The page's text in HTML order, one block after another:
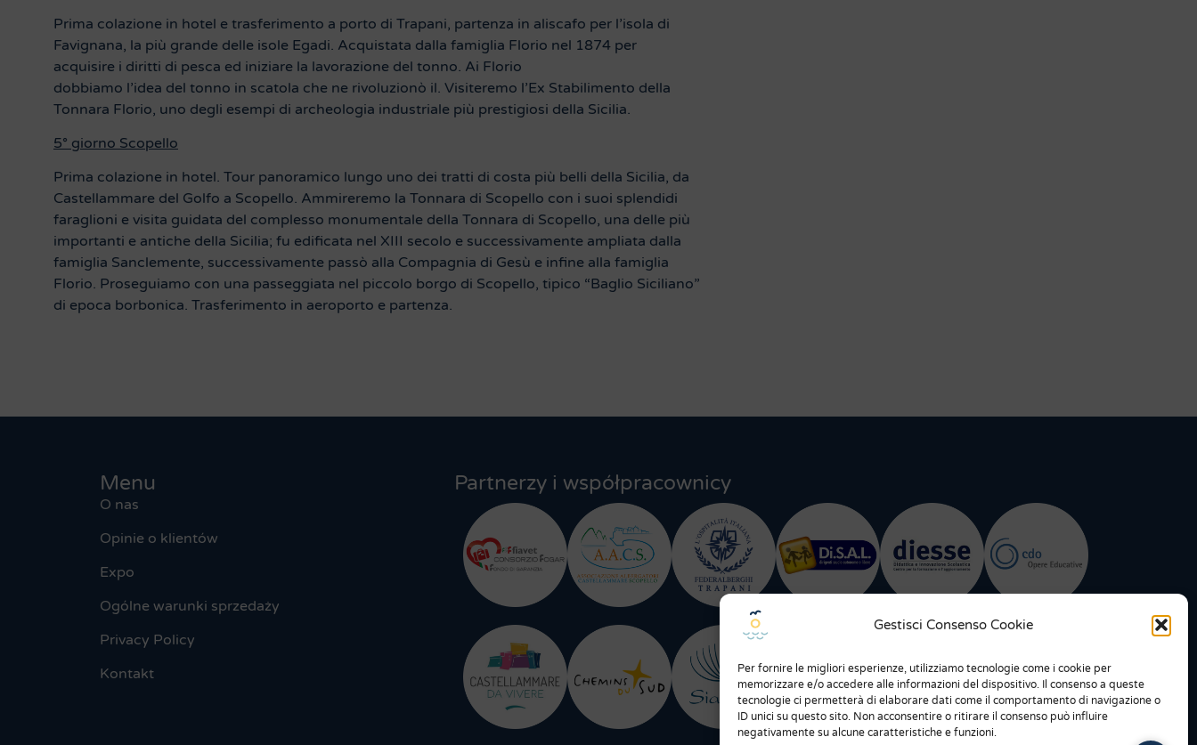
Gestisci Consenso Cookie
Per fornire le migliori esperienze, utilizziamo tecnologie come i cookie per
memorizzare e/o accedere alle informazioni del dispositivo. Il consenso a queste
tecnologie ci permetterà di elaborare dati come il comportamento di navigazione o
ID unici su questo sito. Non acconsentire o ritirare il consenso può influire
negativamente su alcune caratteristiche e funzioni.
Prima colazione in hotel e trasferimento a porto di Trapani, partenza in aliscafo per l’isola di
Favignana, la più grande delle isole Egadi. Acquistata dalla famiglia Florio nel 1874 per
acquisire i diritti di pesca ed iniziare la lavorazione del tonno. Ai Florio
dobbiamo l’idea del tonno in scatola che ne rivoluzionò il. Visiteremo l’Ex Stabilimento della
Tonnara Florio, uno degli esempi di archeologia industriale più prestigiosi della Sicilia.
5° giorno Scopello
Prima colazione in hotel. Tour panoramico lungo uno dei tratti di costa più belli della Sicilia, da
Castellammare del Golfo a Scopello. Ammireremo la Tonnara di Scopello con i suoi splendidi
faraglioni e visita guidata del complesso monumentale della Tonnara di Scopello, una delle più
importanti e antiche della Sicilia; fu edificata nel XIII secolo e successivamente ampliata dalla
famiglia Sanclemente, successivamente passò alla Compagnia di Gesù e infine alla famiglia
Florio. Proseguiamo con una passeggiata nel piccolo borgo di Scopello, tipico “Baglio Siciliano”
di epoca borbonica. Trasferimento in aeroporto e partenza.
Menu
O nas
Opinie o klientów
Expo
Ogólne warunki sprzedaży
Privacy Policy
Kontakt
Partnerzy i współpracownicy